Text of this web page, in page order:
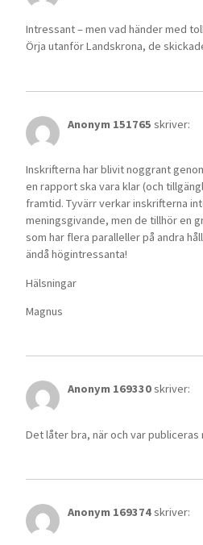
Intressant – men vad händer med
Örja utanför Landskrona, de
Anonym 151765 skriver:
Inskrifterna har blivit noggrant
en rapport ska vara klar (och
framtid. Tyvärr verkar inskrifterna
meningsgivande, men de tillhör en
som har flera paralleller på andra
ändå högintressanta!
Hälsningar
Magnus
Anonym 169330skriver:
Det låter bra, när och var publiceras
Anonym 169374skriver: